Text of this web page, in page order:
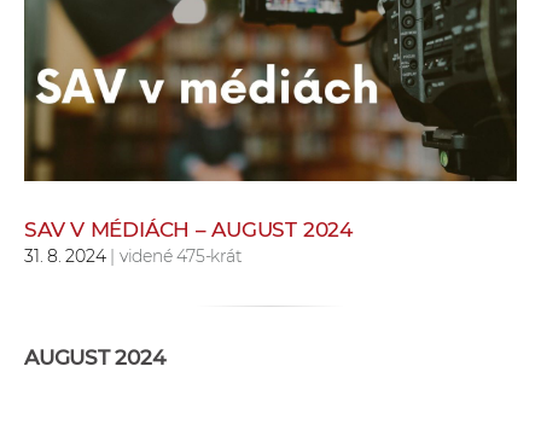
v
a
SAV V MÉDIÁCH – AUGUST 2024
31. 8. 2024| videné 475-krát
AUGUST 2024